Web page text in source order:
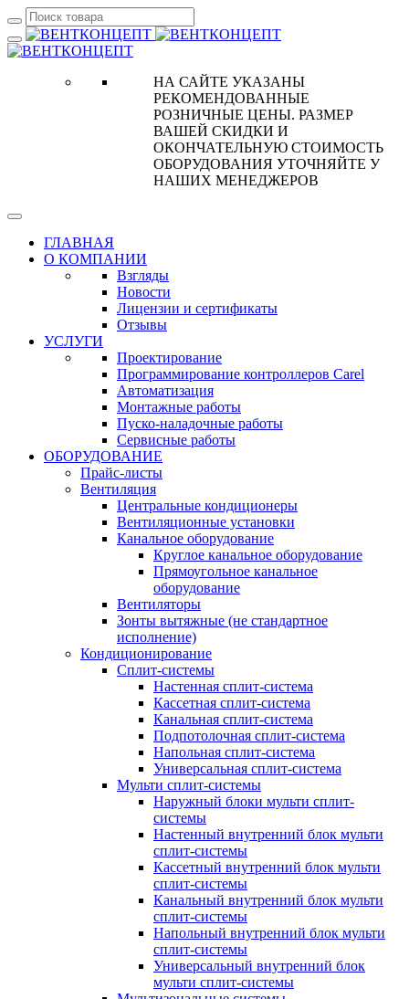
НА САЙТЕ УКАЗАНЫ
РЕКОМЕНДОВАННЫЕ
РОЗНИЧНЫЕ ЦЕНЫ. РАЗМЕР
ВАШЕЙ СКИДКИ И
ОКОНЧАТЕЛЬНУЮ СТОИМОСТЬ
ОБОРУДОВАНИЯ УТОЧНЯЙТЕ У
НАШИХ МЕНЕДЖЕРОВ
ГЛАВНАЯ
О КОМПАНИИ
Взгляды
Новости
Лицензии и сертификаты
Отзывы
УСЛУГИ
Проектирование
Программирование контроллеров Carel
Автоматизация
Монтажные работы
Пуско-наладочные работы
Сервисные работы
ОБОРУДОВАНИЕ
Прайс-листы
Вентиляция
Центральные кондиционеры
Вентиляционные установки
Канальное оборудование
Круглое канальное оборудование
Прямоугольное канальное
оборудование
Вентиляторы
Зонты вытяжные (не стандартное
исполнение)
Кондиционирование
Сплит-системы
Настенная сплит-система
Кассетная сплит-система
Канальная сплит-система
Подпотолочная сплит-система
Напольная сплит-система
Универсальная сплит-система
Мульти сплит-системы
Наружный блоки мульти сплит-
системы
Настенный внутренний блок мульти
сплит-системы
Кассетный внутренний блок мульти
сплит-системы
Канальный внутренний блок мульти
сплит-системы
Напольный внутренний блок мульти
сплит-системы
Универсальный внутренний блок
мульти сплит-системы